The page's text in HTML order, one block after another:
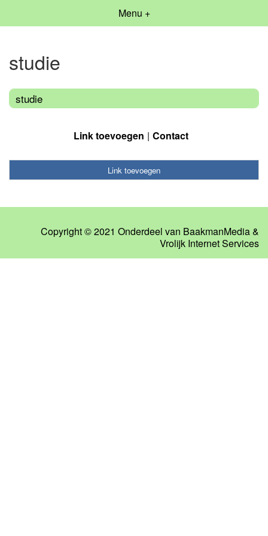
Menu +
studie
studie
Link toevoegen Contact
Link toevoegen
Copyright © 2021 Onderdeel van BaakmanMedia&
Vrolijk Internet Services